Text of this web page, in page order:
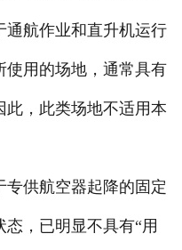
关于我们
通航作业和直升机运行
使用的场地，通常具有
此，此类场地不适用本
供航空器起降的固定
，已明显不具有“用